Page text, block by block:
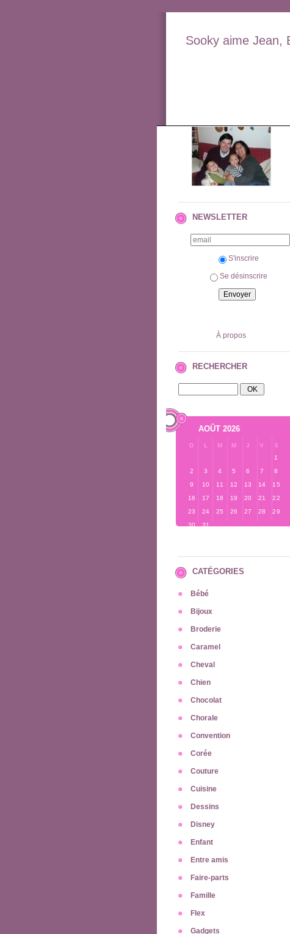
Sooky aime Jean,
NEWSLETTER
S'inscrire
Se désinscrire
À propos
RECHERCHER
AOÛT 2026
D L M M J V
S
1
2
3 4 5 6 7
8
9
10 11 12 13 14
15
16
17 18 19 20 21
22
23
24 25 26 27 28
29
30
31
CATÉGORIES
Bébé
Bijoux
Broderie
Caramel
Cheval
Chien
Chocolat
Chorale
Convention
Corée
Couture
Cuisine
Dessins
Disney
Enfant
Entre amis
Faire-parts
Famille
Flex
Gadgets